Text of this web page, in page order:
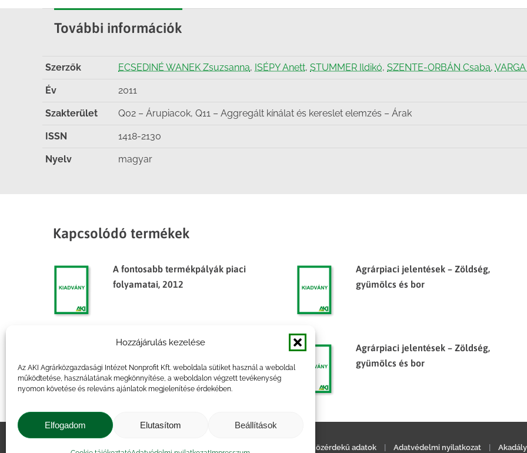
Hozzájárulás kezelése
Az AKI Agrárközgazdasági Intézet Nonprofit Kft. weboldala sütiket használ a weboldal
működtetése, használatának megkönnyítése, a weboldalon végzett tevékenység
nyomon követése és releváns ajánlatok megjelenítése érdekében.
Elfogadom Elutasítom Beállítások
További információk
Szerzők ECSEDINÉ WANEK Zsuzsanna, ISÉPY Anett, STUMMER Ildikó, SZENTE-ORBÁN Csaba,
Év 2011
Szakterület Q02 – Árupiacok, Q11 – Aggregált kínálat és kereslet elemzés – Árak
ISSN 1418-2130
Nyelv magyar
Kapcsolódó termékek
A fontosabb termékpályák piaci
folyamatai, 2012
Agrárpiaci jelentések – Zöldség,
gyümölcs és bor
Agrárpiaci jelentések – Zöldség,
gyümölcs és bor
Agrárpiaci jelentések – Zöldség,
gyümölcs és bor
Impresszum Kapcsolat Közérdekű adatok Adatvédelmi nyilatkozat